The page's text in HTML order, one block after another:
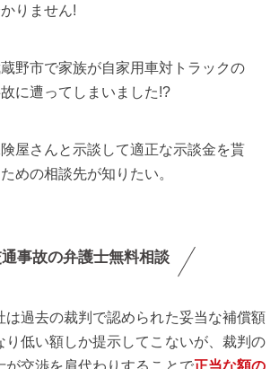
りません!
野市で家族が自家用車対トラックの
に遭ってしまいました!?
屋さんと示談して適正な示談金を貰
ための相談先が知りたい。
事故の弁護士無料相談
は過去の裁判で認められた妥当な補償額
り低い額しか提示してこないが、裁判の
が交渉を肩代わりすることで正当な額の